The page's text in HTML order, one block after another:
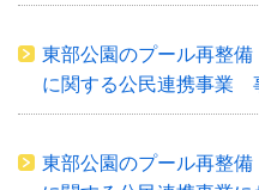
東部公園のプール再整
に関する公民連携事業
東部公園のプール再整